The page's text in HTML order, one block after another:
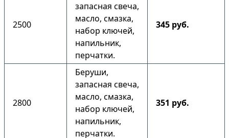
2500
запасная свеча,
масло, смазка,
набор ключей,
напильник,
перчатки.
345 руб.
2800
Беруши,
запасная свеча,
масло, смазка,
набор ключей,
напильник,
перчатки.
351 руб.